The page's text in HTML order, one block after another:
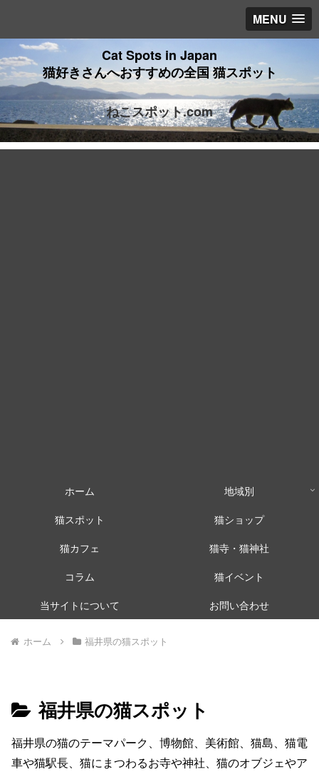
MENU
Cat Spots in Japan
猫好きさんへおすすめの全国 猫スポット
ねこスポット.com
ホーム
地域別
猫スポット
猫ショップ
猫カフェ
猫寺・猫神社
コラム
猫イベント
当サイトについて
お問い合わせ
ホーム 福井県の猫スポット
福井県の猫スポット
福井県の猫のテーマパーク、博物館、美術館、猫島、猫電
車や猫駅長、猫にまつわるお寺や神社、猫のオブジェやア